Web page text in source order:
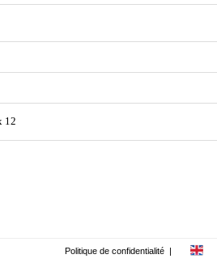
12
Politique de confidentialité |